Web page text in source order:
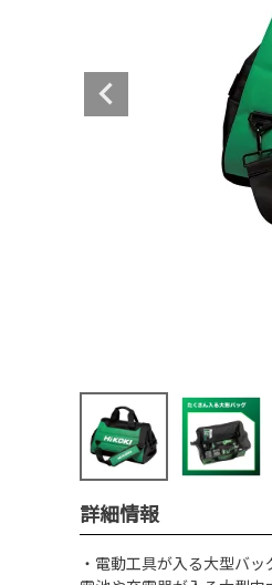
詳細情報
・電動工具が入る大型バッ